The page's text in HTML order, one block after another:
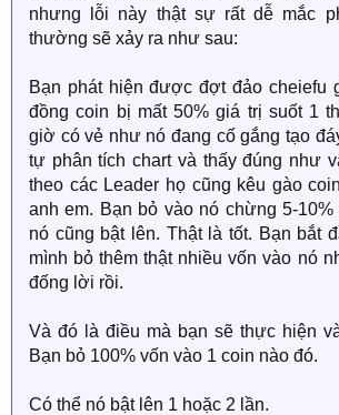
nhưng lỗi này thật sự rất dễ mắc
thường sẽ xảy ra như sau:
Bạn phát hiện được đợt đảo cheiefu
đồng coin bị mất 50% giá trị suốt 1
giờ có vẻ như nó đang cố gắng tạo
tự phân tích chart và thấy đúng như
theo các Leader họ cũng kêu gào
anh em. Bạn bỏ vào nó chừng 5-10%
nó cũng bật lên. Thật là tốt. Bạn bắt
mình bỏ thêm thật nhiều vốn vào nó
đống lời rồi.
Và đó là điều mà bạn sẽ thực hiện
Bạn bỏ 100% vốn vào 1 coin nào đó.
Có thể nó bật lên 1 hoặc 2 lần.